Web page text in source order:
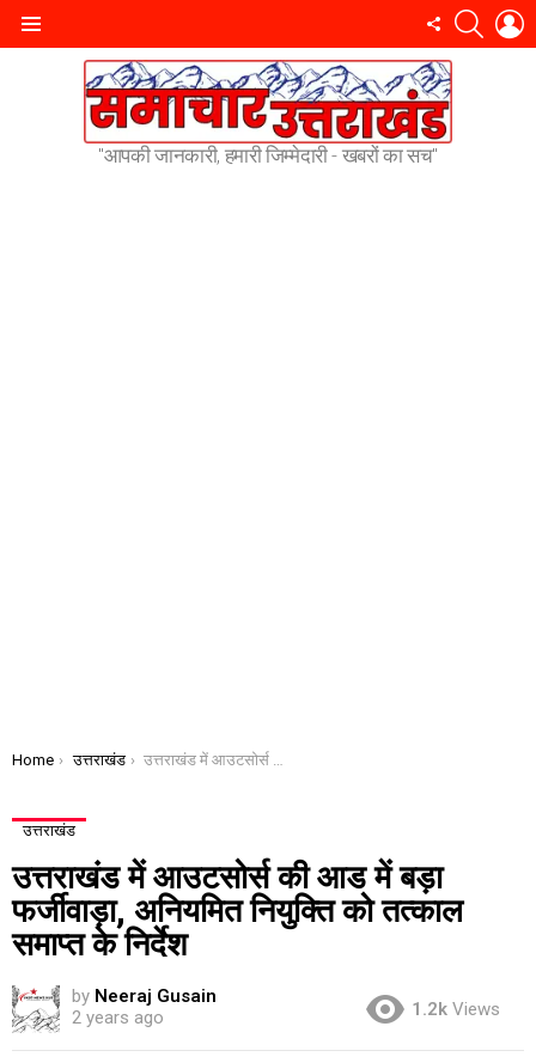
FOLLOW
"आपकी जानकारी, हमारी जिम्मेदारी - खबरों का सच"
You are here:
Home उत्तराखंड उत्तराखंड में आउटसोर्स की आड में बड़ा फर्जीवाड़ा, अनियमित नियुक्ति को तत्काल समाप्त के निर्देश
उत्तराखंड
उत्तराखंड में आउटसोर्स की आड में बड़ा
फर्जीवाड़ा, अनियमित नियुक्ति को तत्काल
समाप्त के निर्देश
by Neeraj Gusain
2 years ago
1.2k Views